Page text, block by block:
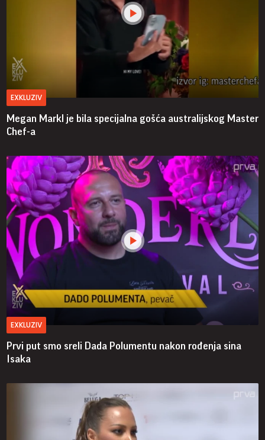
EXKLUZIV
Megan Markl je bila specijalna gošća australijskog Master
Chef-a
EXKLUZIV
Prvi put smo sreli Dada Polumentu nakon rođenja sina
Isaka